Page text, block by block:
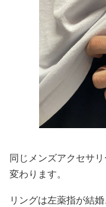
同じメンズアクセサ
変わります。
リングは左薬指が結